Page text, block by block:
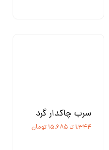
سرب چاکدار گرد
۱,۳۴۴ تا ۱۵,۶۸۵ تومان